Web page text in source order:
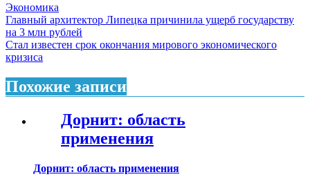
Экономика
Навигация
по
записям
Главный архитектор Липецка причинила ущерб государству
на 3 млн рублей
Стал известен срок окончания мирового экономического
кризиса
Похожие записи
Дорнит: область
применения
Дорнит: область применения